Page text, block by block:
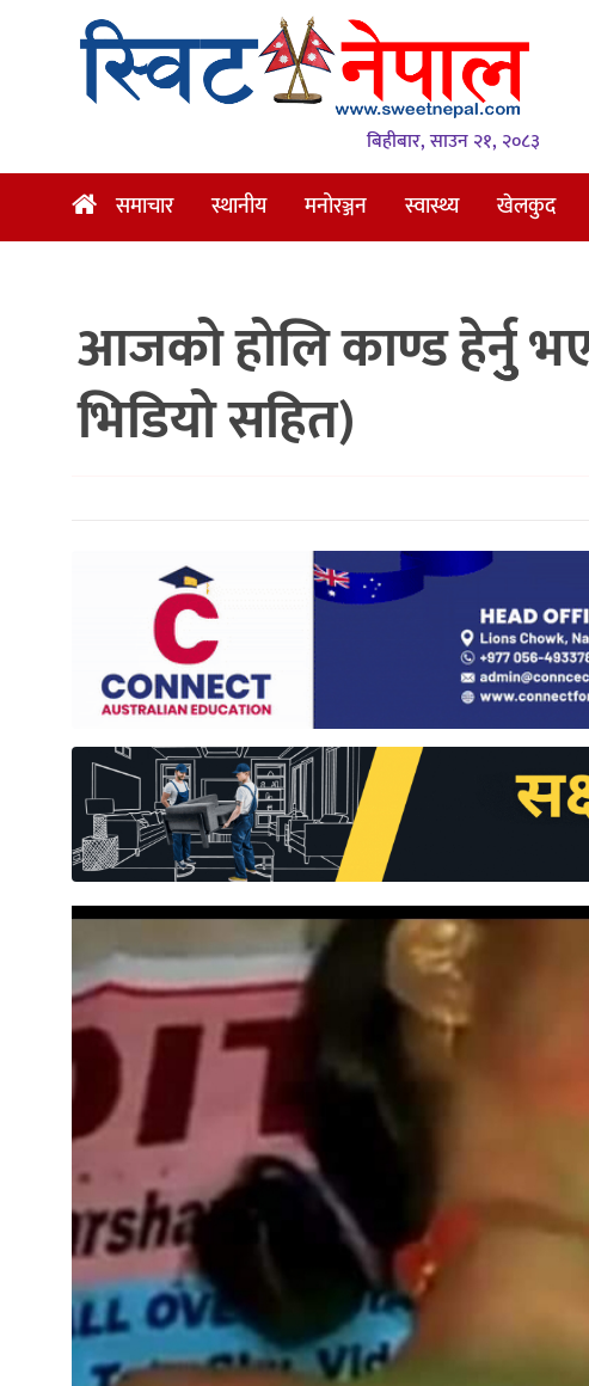
मनोरञ्जन
स्वास्थ्य
अन्तर्वार्ता
समाज
रोचक
बिहीबार, साउन २१, २०८३
समाचार स्थानीय मनोरञ्जन स्वास्थ्य खेलकुद
आजको होलि काण्ड हेर्नुु
भिडियो सहित)